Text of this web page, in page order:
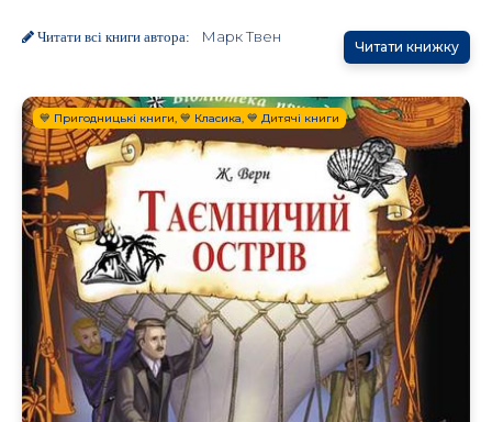
Читати всі книги автора: Марк Твен
Читати книжку
💙 Пригодницькі книги, 💙 Класика, 💙 Дитячі книги